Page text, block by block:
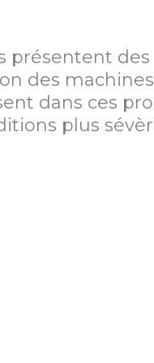
présentent
des
dans ces
plus